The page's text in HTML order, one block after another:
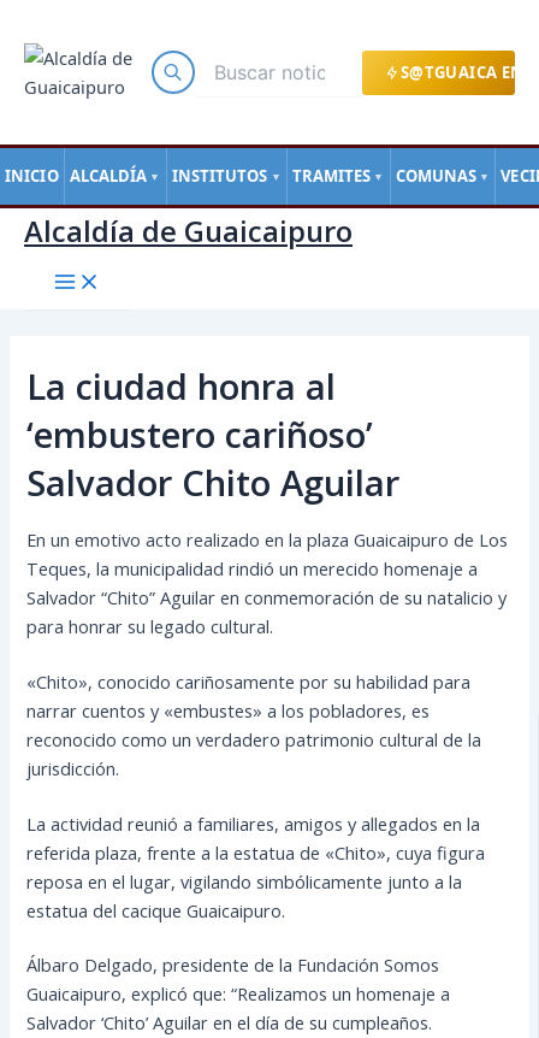
S@TGUAICA EN
INICIO ALCALDÍA ▼ INSTITUTOS ▼ TRAMITES ▼ COMUNAS ▼
contenido
Alcaldía de Guaicaipuro
La ciudad honra al
‘embustero cariñoso’
Salvador Chito Aguilar
En un emotivo acto realizado en la plaza Guaicaipuro de Los
Teques, la municipalidad rindió un merecido homenaje a
Salvador “Chito” Aguilar en conmemoración de su natalicio y
para honrar su legado cultural.
«Chito», conocido cariñosamente por su habilidad para
narrar cuentos y «embustes» a los pobladores, es
reconocido como un verdadero patrimonio cultural de la
jurisdicción.
La actividad reunió a familiares, amigos y allegados en la
referida plaza, frente a la estatua de «Chito», cuya figura
reposa en el lugar, vigilando simbólicamente junto a la
estatua del cacique Guaicaipuro.
Álbaro Delgado, presidente de la Fundación Somos
Guaicaipuro, explicó que: “Realizamos un homenaje a
Salvador ‘Chito’ Aguilar en el día de su cumpleaños.
de
entradas